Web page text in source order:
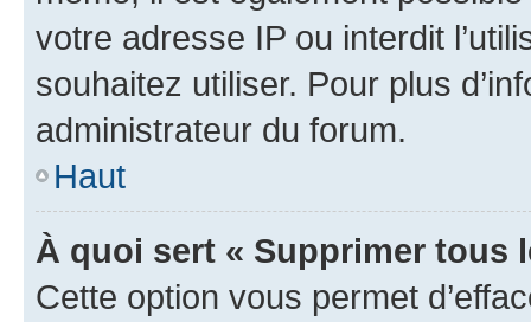
votre adresse IP ou interdit
souhaitez utiliser. Pour plus
administrateur du forum.
Haut
À quoi sert « Supprimer tous
Cette option vous permet